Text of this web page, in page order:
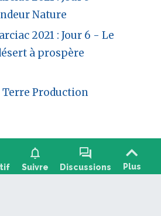
Nature
2021 : Jour 6 - Le
à prospère
Terre Production
notifications
Suivre
forum
Discussions Plus